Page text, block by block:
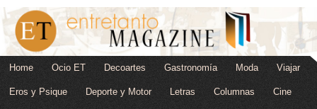
Home Ocio ET Decoartes Gastronomía Moda Viajar
Eros y Psique Deporte y Motor Letras Columnas Cine